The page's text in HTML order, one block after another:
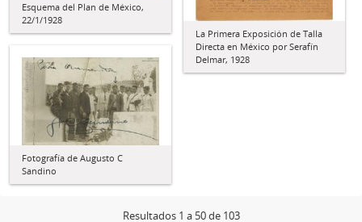
Esquema del Plan de México,
22/1/1928
La Primera Exposición de Talla
Directa en México por Serafín
Delmar, 1928
Fotografía de Augusto C
Sandino
Resultados 1 a 50 de 103